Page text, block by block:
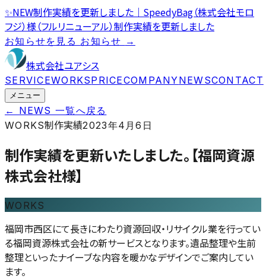
✨NEW制作実績を更新しました｜SpeedyBag（株式会社モロ
フジ）様（フルリニューアル）制作実績を更新しました
お知らせを見る お知らせ →
株式会社ユアシス
SERVICEWORKSPRICECOMPANYNEWSCONTACT
メニュー
← NEWS 一覧へ戻る
WORKS制作実績2023年4月6日
制作実績を更新いたしました。【福岡資源
株式会社様】
WORKS
福岡市西区にて長きにわたり資源回収・リサイクル業を行ってい
る福岡資源株式会社の新サービスとなります。遺品整理や生前
整理といったナイーブな内容を暖かなデザインでご案内してい
ます。